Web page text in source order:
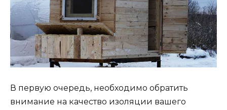
В первую очередь, необходимо обратить
внимание на качество изоляции вашего